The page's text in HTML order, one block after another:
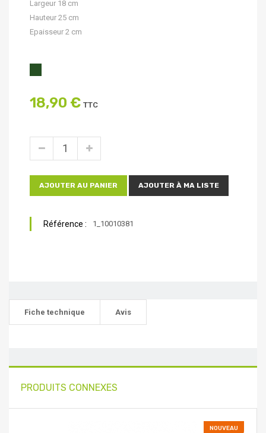
Largeur 18 cm
Hauteur 25 cm
Epaisseur 2 cm
18,90 € TTC
AJOUTER AU PANIER AJOUTER À MA LISTE
Référence : 1_10010381
Fiche technique Avis
PRODUITS CONNEXES
NOUVEAU